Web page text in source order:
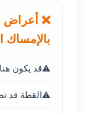
❌ أعراض
بالإمساك
قد يكون
القطة قد